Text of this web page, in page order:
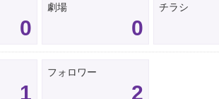
0
劇場
0
チラシ
1
フォロワー
2